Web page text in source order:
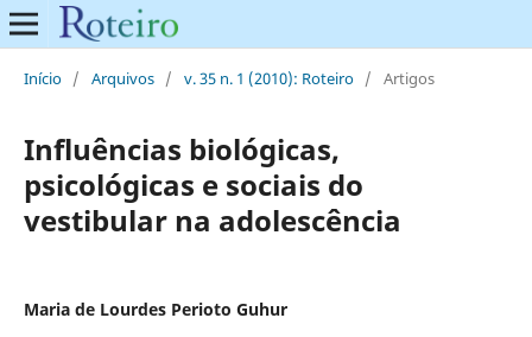
Início / Arquivos / v. 35 n. 1 (2010): Roteiro / Artigos
Influências biológicas,
psicológicas e sociais do
vestibular na adolescência
Maria de Lourdes Perioto Guhur